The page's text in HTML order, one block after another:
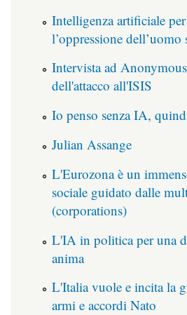
Intelligenza artificiale
l’oppressione dell’uomo
Intervista ad
dell'attacco all'ISIS
Io penso senza IA,
Julian Assange
L'Eurozona è un
sociale guidato dalle
(corporations)
L'IA in politica per una
anima
L'Italia vuole e incita la
armi e accordi Nato